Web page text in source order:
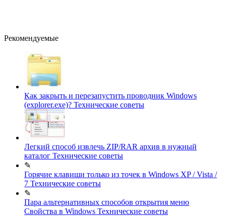
Рекомендуемые
Как закрыть и перезапустить проводник Windows
(explorer.exe)? Технические советы
Легкий способ извлечь ZIP/RAR архив в нужный
каталог Технические советы
✎
Горячие клавиши только из точек в Windows XP / Vista /
7 Технические советы
✎
Пара альтернативных способов открытия меню
Свойства в Windows Технические советы